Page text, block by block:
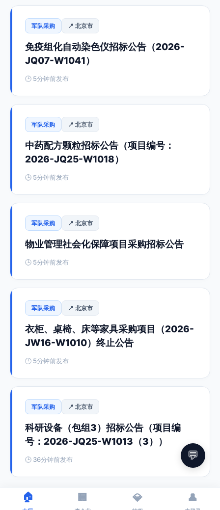
军队采购 📍 北京市
免疫组化自动染色仪招标公告（2026-
JQ07-W1041）
🕒 5分钟前发布
军队采购 📍 北京市
中药配方颗粒招标公告（项目编号：
2026-JQ25-W1018）
🕒 5分钟前发布
军队采购 📍 北京市
物业管理社会化保障项目采购招标公告
🕒 5分钟前发布
军队采购 📍 北京市
衣柜、桌椅、床等家具采购项目（2026-
JW16-W1010）终止公告
🕒 5分钟前发布
军队采购 📍 北京市
科研设备（包组3）招标公告（项目编
号：2026-JQ25-W1013（3））
🕒 36分钟前发布
🏠 💎 👤
💬